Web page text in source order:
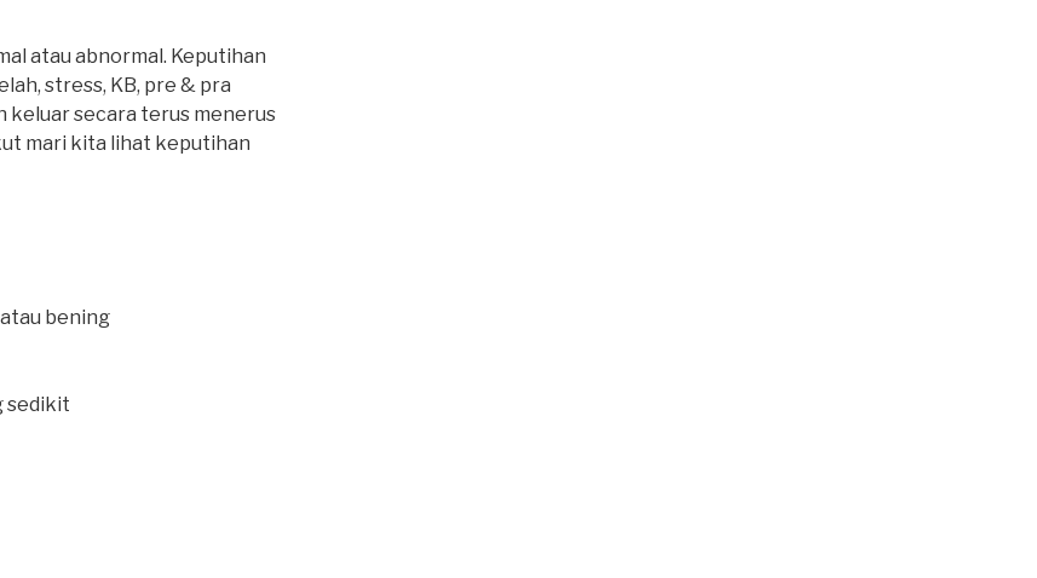
atau abnormal. Keputihan
stress, KB, pre & pra
keluar secara terus menerus
mari kita lihat keputihan
bening
sedikit